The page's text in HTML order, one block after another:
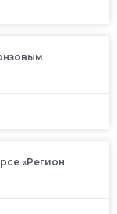
«Регион